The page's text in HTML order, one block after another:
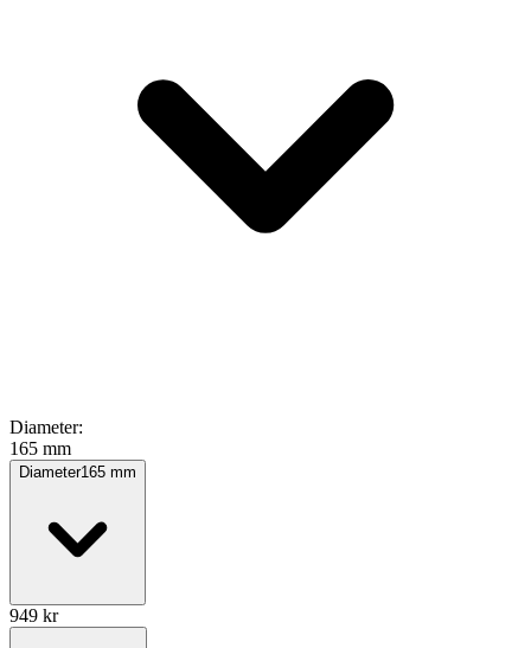
Diameter:
165 mm
Diameter165 mm
949 kr